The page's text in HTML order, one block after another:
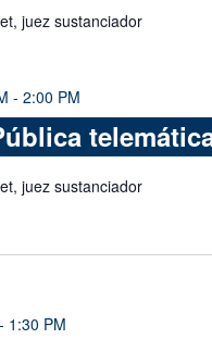
juez sustanciador
- 2:00 PM
juez sustanciador
- 1:30 PM